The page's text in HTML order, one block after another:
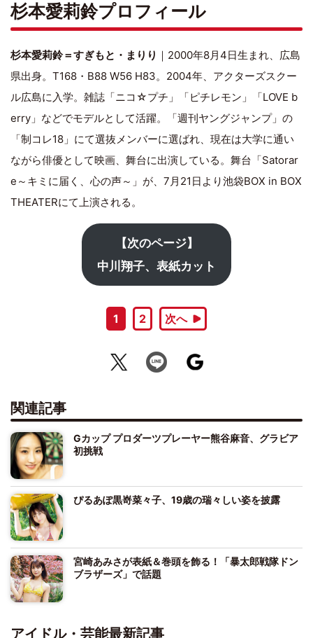
杉本愛莉鈴プロフィール
杉本愛莉鈴＝すぎもと・まりり ｜2000年8月4日生まれ、広島
県出身。T168・B88 W56 H83。2004年、アクターズスクー
ル広島に入学。雑誌「ニコ☆プチ」「ピチレモン」「LOVE b
erry」などでモデルとして活躍。「週刊ヤングジャンプ」の
「制コレ18」にて選抜メンバーに選ばれ、現在は大学に通い
ながら俳優として映画、舞台に出演している。舞台「Satorar
e～キミに届く、心の声～」が、7月21日より池袋BOX in BOX
THEATERにて上演される。
【次のページ】
中川翔子、表紙カット
1 2 次へ
関連記事
Gカップ プロダーツプレーヤー熊谷麻音、グラビア
初挑戦
ぴるあぽ黒嵜菜々子、19歳の瑞々しい姿を披露
宮崎あみさが表紙＆巻頭を飾る！「暴太郎戦隊ドン
ブラザーズ」で話題
アイドル・芸能最新記事